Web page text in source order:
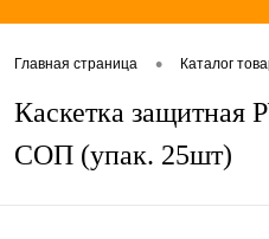
Главная страница • Каталог
Каскетка
СОП (упак. 25шт)